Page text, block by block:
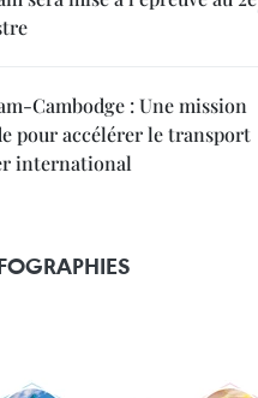
Cambodge : Une mission
pour accélérer le transport
international